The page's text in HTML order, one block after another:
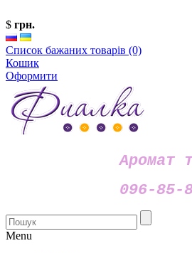
$ грн.
Список бажаних товарів (0)
Кошик
Оформити
Аромат
096-85-
Menu